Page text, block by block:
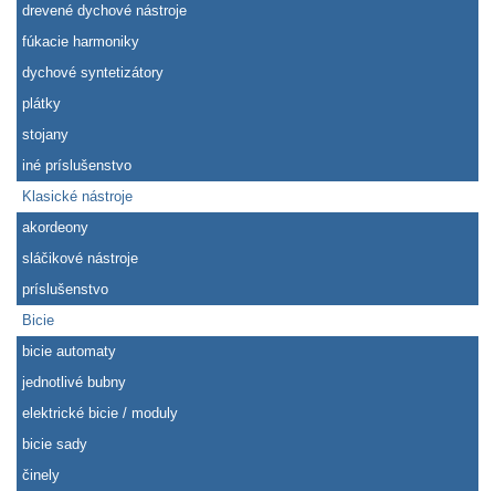
drevené dychové nástroje
fúkacie harmoniky
dychové syntetizátory
plátky
stojany
iné príslušenstvo
Klasické nástroje
akordeony
sláčikové nástroje
príslušenstvo
Bicie
bicie automaty
jednotlivé bubny
elektrické bicie / moduly
bicie sady
činely